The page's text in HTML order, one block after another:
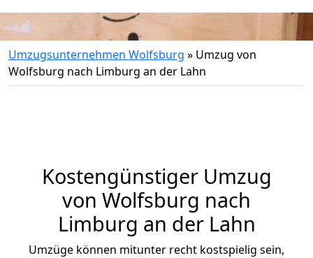
Umzugsunternehmen Wolfsburg » Umzug von
Wolfsburg nach Limburg an der Lahn
Kostengünstiger Umzug
von Wolfsburg nach
Limburg an der Lahn
Umzüge können mitunter recht kostspielig sein,